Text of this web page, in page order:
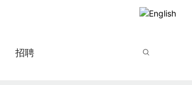
招聘